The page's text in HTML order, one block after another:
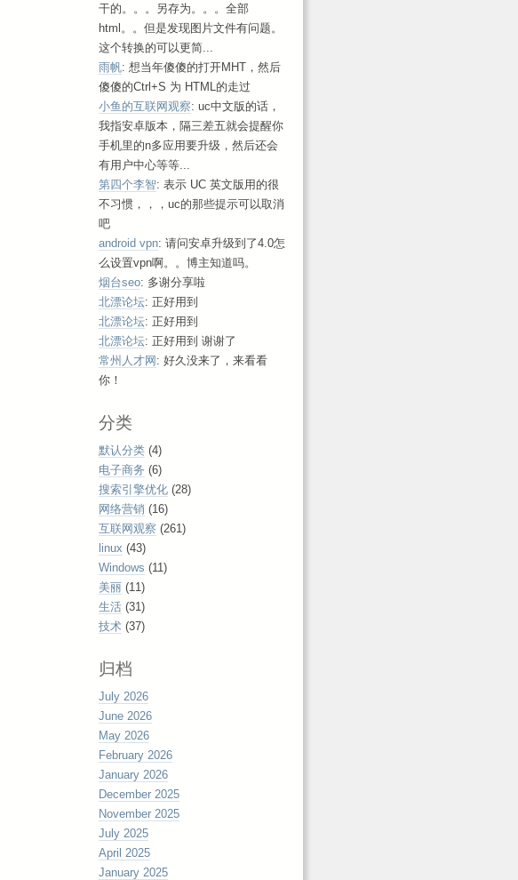
干的。。。另存为。。。全部
html。。但是发现图片文件有问题。
这个转换的可以更简...
雨帆: 想当年傻傻的打开MHT，然后
傻傻的Ctrl+S 为 HTML的走过
小鱼的互联网观察: uc中文版的话，
我指安卓版本，隔三差五就会提醒你
手机里的n多应用要升级，然后还会
有用户中心等等...
第四个李智: 表示 UC 英文版用的很
不习惯，，，uc的那些提示可以取消
吧
android vpn: 请问安卓升级到了4.0怎
么设置vpn啊。。博主知道吗。
烟台seo: 多谢分享啦
北漂论坛: 正好用到
北漂论坛: 正好用到
北漂论坛: 正好用到 谢谢了
常州人才网 : 好久没来了，来看看
你！
分类
默认分类 (4)
电子商务 (6)
搜索引擎优化 (28)
网络营销 (16)
互联网观察 (261)
linux (43)
Windows (11)
美丽 (11)
生活 (31)
技术 (37)
归档
July 2026
June 2026
May 2026
February 2026
January 2026
December 2025
November 2025
July 2025
April 2025
January 2025